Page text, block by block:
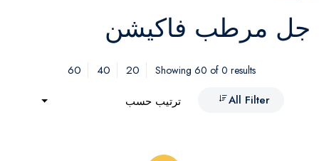
جل مرطب فاكيشن
Showing 60 of 0 results
20
40
60
All Filter
ترتيب حسب